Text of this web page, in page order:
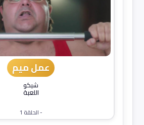
عمل ميم
شيكو
اللعبة
- الحلقة 1